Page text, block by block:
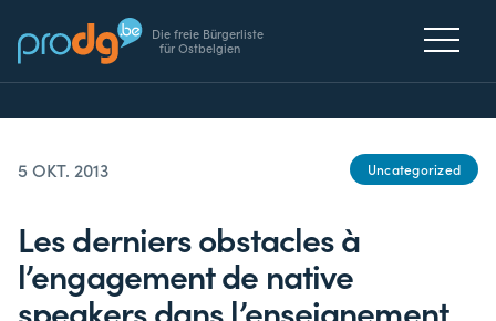
Die freie Bürgerliste
für Ostbelgien
5 OKT. 2013 Uncategorized
Les derniers obstacles à
l’engagement de native
speakers dans l’enseignement